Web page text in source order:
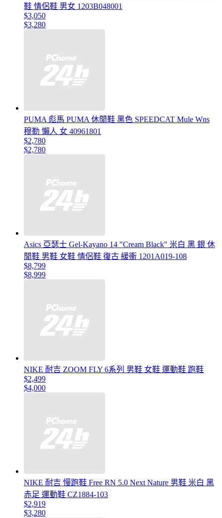
鞋 情侶鞋 男女 1203B048001
$3,050
$3,280
PUMA 彪馬 PUMA 休閒鞋 黑色 SPEEDCAT Mule Wns
穆勒 懶人 女 40961801
$2,780
$2,780
Asics 亞瑟士 Gel-Kayano 14 "Cream Black" 米白 黑 銀 休
閒鞋 男鞋 女鞋 情侶鞋 復古 緩衝 1201A019-108
$8,799
$8,999
NIKE 耐吉 ZOOM FLY 6系列 男鞋 女鞋 運動鞋 跑鞋
$2,499
$4,000
NIKE 耐吉 慢跑鞋 Free RN 5.0 Next Nature 男鞋 米白 黑
赤足 運動鞋 CZ1884-103
$2,919
$3,280